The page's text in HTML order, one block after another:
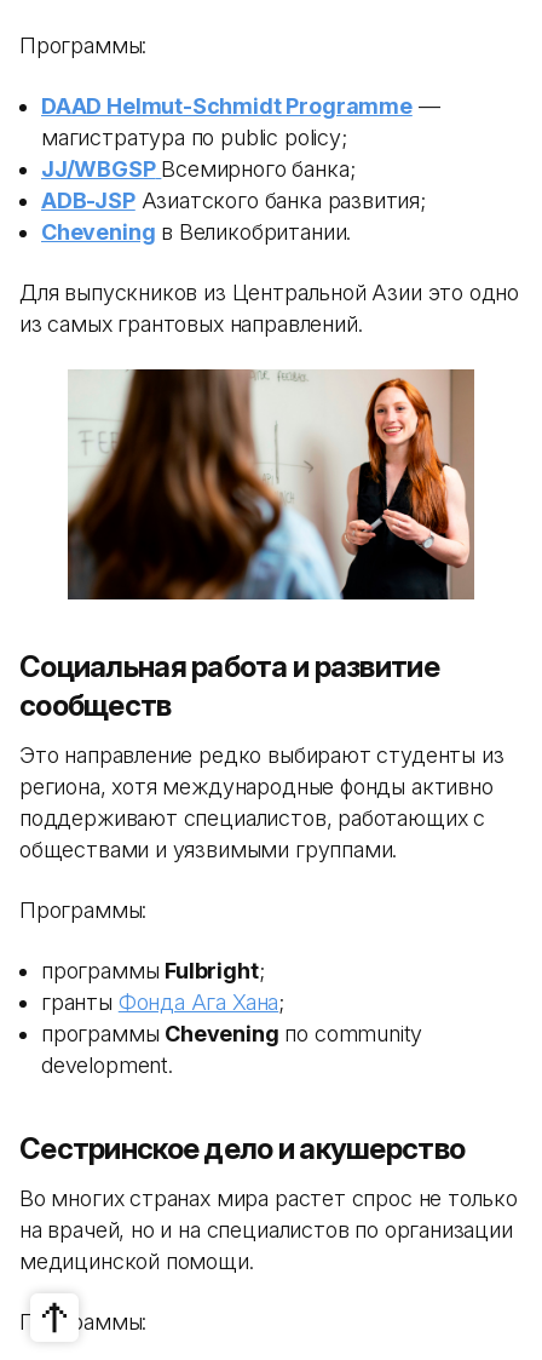
Программы:
DAAD Helmut-Schmidt Programme—
магистратура по public policy;
JJ/WBGSP Всемирного банка;
ADB-JSPАзиатского банка развития;
Chevening в Великобритании.
Для выпускников из Центральной Азии это одно
из самых грантовых направлений.
Социальная работа и развитие
сообществ
Это направление редко выбирают студенты из
региона, хотя международные фонды активно
поддерживают специалистов, работающих с
обществами и уязвимыми группами.
Программы:
программы Fulbright;
гранты Фонда Ага Хана;
программы Chevening по community
development.
Сестринское дело и акушерство
Во многих странах мира растет спрос не только
на врачей, но и на специалистов по организации
медицинской помощи.
Программы: